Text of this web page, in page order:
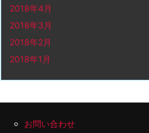
2018年4月
2018年3月
2018年2月
2018年1月
お問い合わせ